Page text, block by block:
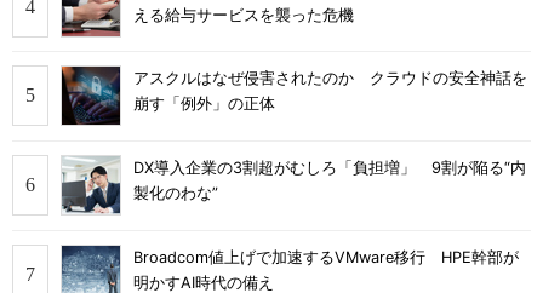
える給与サービスを襲った危機
アスクルはなぜ侵害されたのか クラウドの安全神話を
崩す「例外」の正体
DX導入企業の3割超がむしろ「負担増」 9割が陥る“内
製化のわな”
Broadcom値上げで加速するVMware移行 HPE幹部が
明かすAI時代の備え